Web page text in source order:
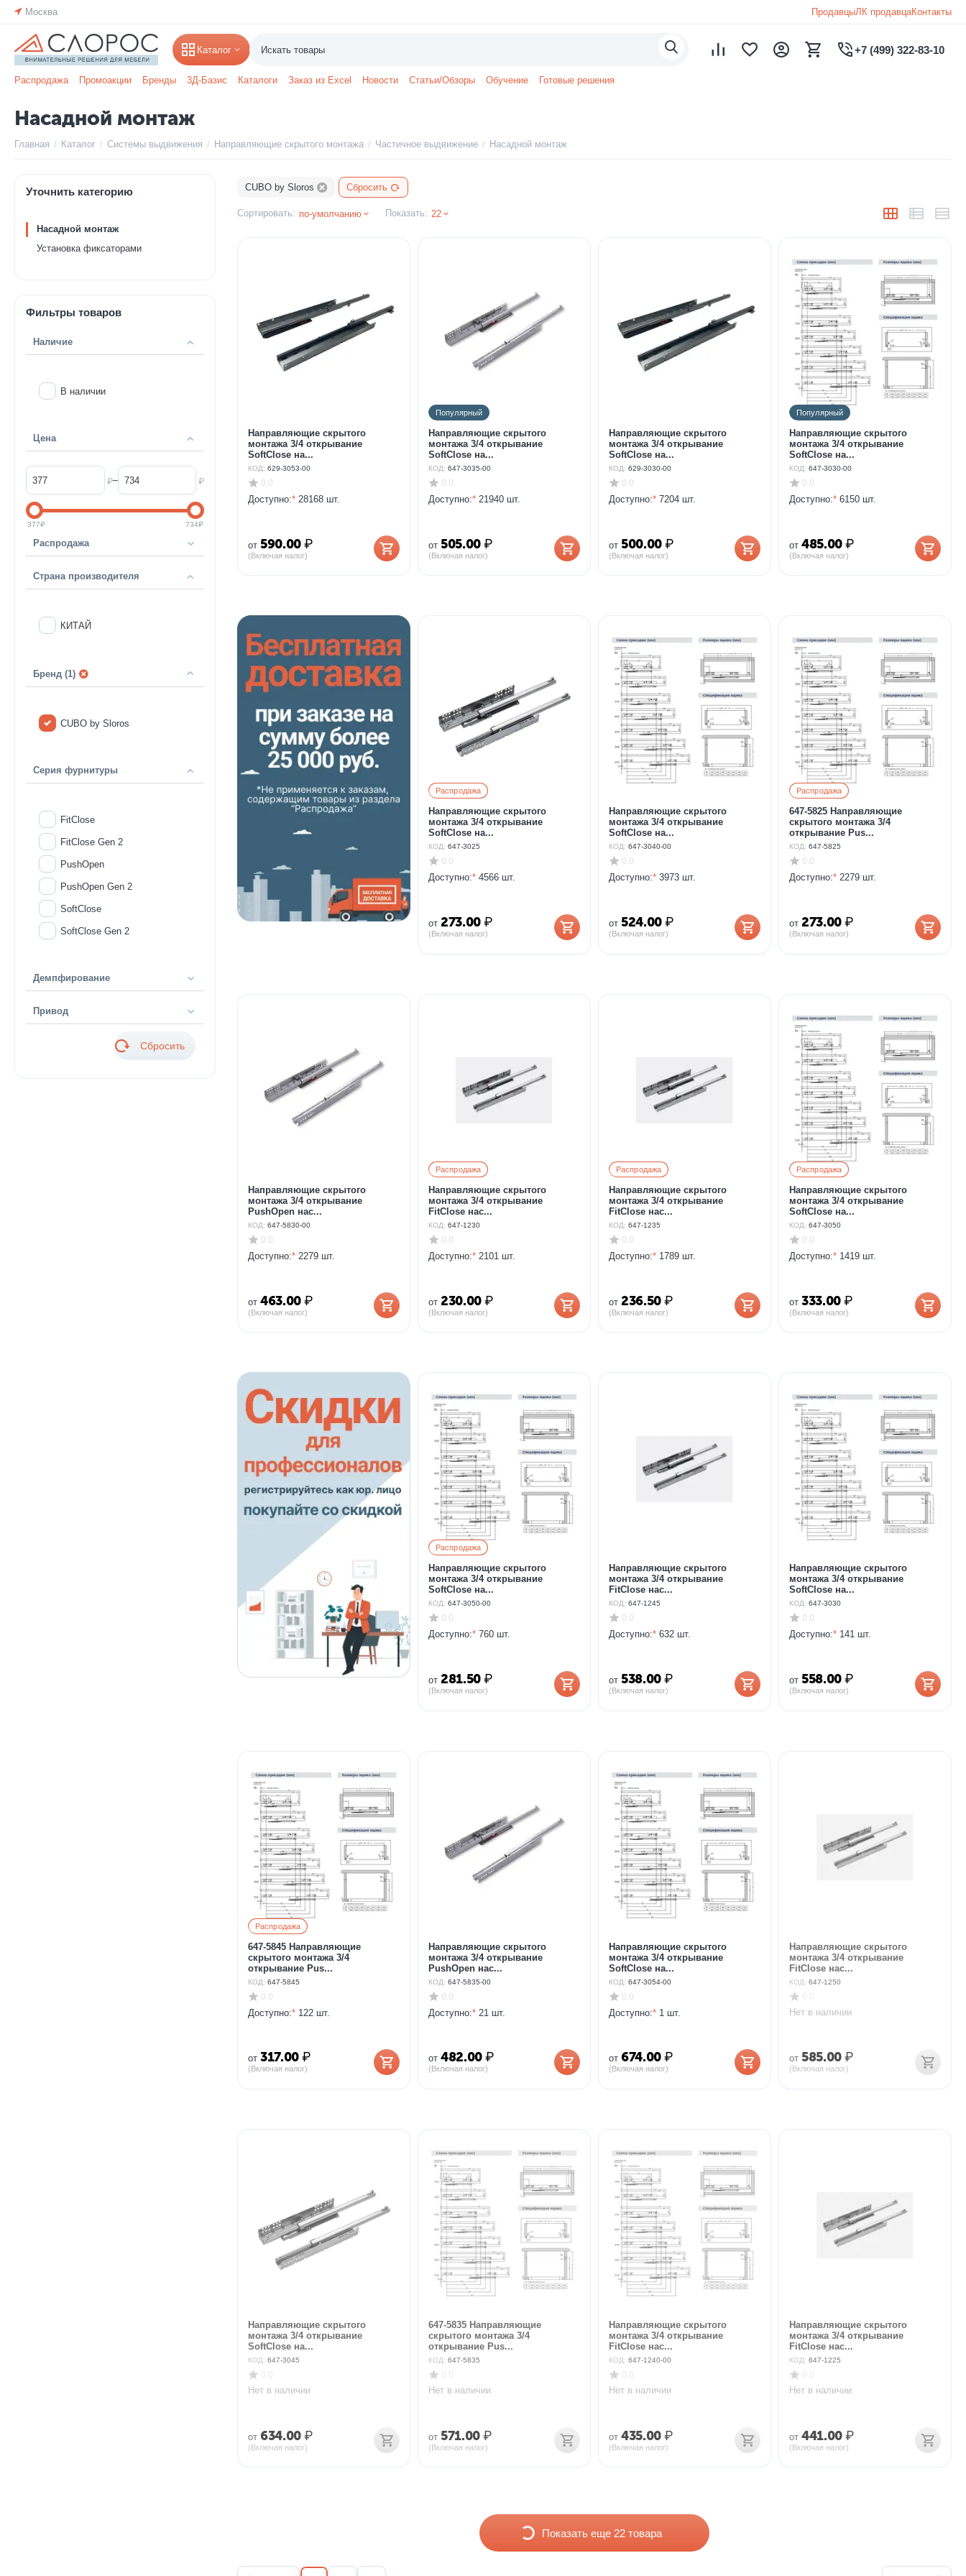
Москва ПродавцыЛК продавцаКонтакты
Каталог +7 (499) 322-83-10
Распродажа Промоакции Бренды 3Д-Базис Каталоги Заказ из Excel Новости Статьи/Обзоры Обучение Готовые решения
Насадной монтаж
Главная / Каталог / Системы выдвижения / Направляющие скрытого монтажа / Частичное выдвижение / Насадной монтаж
CUBO by Sloros Сбросить
Сортировать: по-умолчанию Показать: 22
Направляющие скрытого
монтажа 3/4 открывание
SoftClose на...
КОД: 629-3053-00
0.0
Доступно:* 28168 шт.
от 590.00₽
(Включая налог)
Популярный
Направляющие скрытого
монтажа 3/4 открывание
SoftClose на...
КОД: 647-3035-00
0.0
Доступно:* 21940 шт.
от 505.00₽
(Включая налог)
Направляющие скрытого
монтажа 3/4 открывание
SoftClose на...
КОД: 629-3030-00
0.0
Доступно:* 7204 шт.
от 500.00₽
(Включая налог)
Популярный
Направляющие скрытого
монтажа 3/4 открывание
SoftClose на...
КОД: 647-3030-00
0.0
Доступно:* 6150 шт.
от 485.00₽
(Включая налог)
Распродажа
Направляющие скрытого
монтажа 3/4 открывание
SoftClose на...
КОД: 647-3025
0.0
Доступно:* 4566 шт.
от 273.00₽
(Включая налог)
Направляющие скрытого
монтажа 3/4 открывание
SoftClose на...
КОД: 647-3040-00
0.0
Доступно:* 3973 шт.
от 524.00₽
(Включая налог)
Распродажа
647-5825 Направляющие
скрытого монтажа 3/4
открывание Pus...
КОД: 647-5825
0.0
Доступно:* 2279 шт.
от 273.00₽
(Включая налог)
Направляющие скрытого
монтажа 3/4 открывание
PushOpen нас...
КОД: 647-5830-00
0.0
Доступно:* 2279 шт.
от 463.00₽
(Включая налог)
Распродажа
Направляющие скрытого
монтажа 3/4 открывание
FitClose нас...
КОД: 647-1230
0.0
Доступно:* 2101 шт.
от 230.00₽
(Включая налог)
Распродажа
Направляющие скрытого
монтажа 3/4 открывание
FitClose нас...
КОД: 647-1235
0.0
Доступно:* 1789 шт.
от 236.50₽
(Включая налог)
Распродажа
Направляющие скрытого
монтажа 3/4 открывание
SoftClose на...
КОД: 647-3050
0.0
Доступно:* 1419 шт.
от 333.00₽
(Включая налог)
Распродажа
Направляющие скрытого
монтажа 3/4 открывание
SoftClose на...
КОД: 647-3050-00
0.0
Доступно:* 760 шт.
от 281.50₽
(Включая налог)
Направляющие скрытого
монтажа 3/4 открывание
FitClose нас...
КОД: 647-1245
0.0
Доступно:* 632 шт.
от 538.00₽
(Включая налог)
Направляющие скрытого
монтажа 3/4 открывание
SoftClose на...
КОД: 647-3030
0.0
Доступно:* 141 шт.
от 558.00₽
(Включая налог)
Распродажа
647-5845 Направляющие
скрытого монтажа 3/4
открывание Pus...
КОД: 647-5845
0.0
Доступно:* 122 шт.
от 317.00₽
(Включая налог)
Направляющие скрытого
монтажа 3/4 открывание
PushOpen нас...
КОД: 647-5835-00
0.0
Доступно:* 21 шт.
от 482.00₽
(Включая налог)
Направляющие скрытого
монтажа 3/4 открывание
SoftClose на...
КОД: 647-3054-00
0.0
Доступно:* 1 шт.
от 674.00₽
(Включая налог)
Направляющие скрытого
монтажа 3/4 открывание
FitClose нас...
КОД: 647-1250
Нет в наличии
от 585.00₽
(Включая налог)
Направляющие скрытого
монтажа 3/4 открывание
SoftClose на...
КОД: 647-3045
Нет в наличии
от 634.00₽
(Включая налог)
647-5835 Направляющие
скрытого монтажа 3/4
открывание Pus...
КОД: 647-5835
Нет в наличии
от 571.00₽
(Включая налог)
Направляющие скрытого
монтажа 3/4 открывание
FitClose нас...
КОД: 647-1240-00
Нет в наличии
от 435.00₽
(Включая налог)
Направляющие скрытого
монтажа 3/4 открывание
FitClose нас...
КОД: 647-1225
Нет в наличии
от 441.00₽
(Включая налог)
Показать еще 22 товара
Уточнить категорию
Насадной монтаж
Установка фиксаторами
Фильтры товаров
Наличие
В наличии
Цена
₽– ₽
377₽ 734₽
Распродажа
Страна производителя
КИТАЙ
Бренд (1)
CUBO by Sloros
Серия фурнитуры
FitClose
FitClose Gen 2
PushOpen
PushOpen Gen 2
SoftClose
SoftClose Gen 2
Демпфирование
Привод
Сбросить